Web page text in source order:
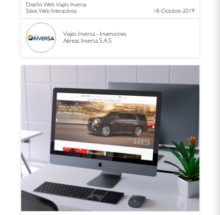
Diseño Web Viajes Inversa
Sitios Web Interactivos
18-Octubre-2019
Viajes Inversa - Inversiones
Aéreas Inversa S.A.S